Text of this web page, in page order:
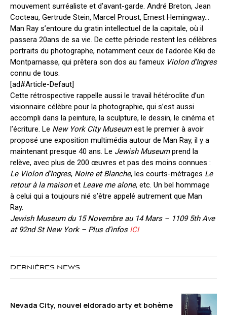
mouvement surréaliste et d’avant-garde. André Breton, Jean
Cocteau, Gertrude Stein, Marcel Proust, Ernest Hemingway…
Man Ray s’entoure du gratin intellectuel de la capitale, où il
passera 20ans de sa vie. De cette période restent les célèbres
portraits du photographe, notamment ceux de l’adorée Kiki de
Montparnasse, qui prêtera son dos au fameux Violon d’Ingres
connu de tous.
[ad#Article-Defaut]
Cette rétrospective rappelle aussi le travail hétéroclite d’un
visionnaire célèbre pour la photographie, qui s’est aussi
accompli dans la peinture, la sculpture, le dessin, le cinéma et
l’écriture. Le New York City Museumest le premier à avoir
proposé une exposition multimédia autour de Man Ray, il y a
maintenant presque 40 ans. Le Jewish Museumprend la
relève, avec plus de 200 œuvres et pas des moins connues :
Le Violon d’Ingres, Noire et Blanche, les courts-métrages Le
retour à la maisonet Leave me alone, etc. Un bel hommage
à celui qui a toujours nié s’être appelé autrement que Man
Ray.
Jewish Museum du 15 Novembre au 14 Mars – 1109 5th Ave
at 92nd St New York – Plus d’infos ICI
DERNIÈRES NEWS
Nevada City, nouvel eldorado arty et bohème